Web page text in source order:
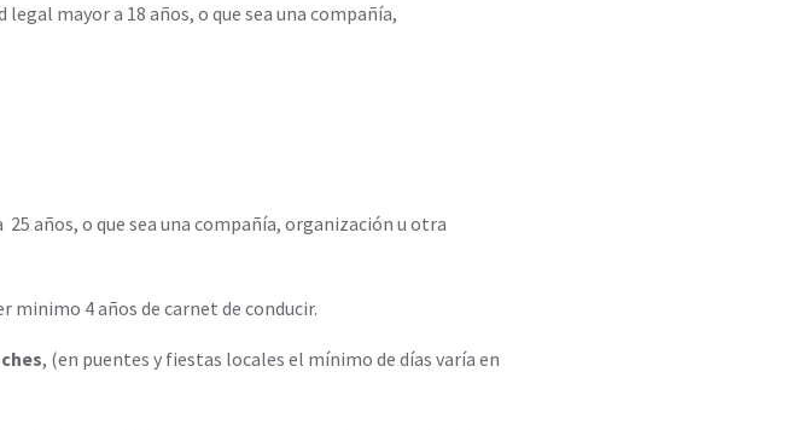
mayor a 18 años, o que sea una compañía,
años, o que sea una compañía, organización u otra
minimo 4 años de carnet de conducir.
, (en puentes y fiestas locales el mínimo de días varía en